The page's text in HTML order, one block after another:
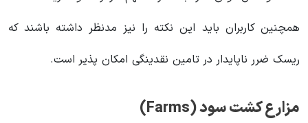
همچنین کاربران باید این نکته را نیز مدنظر داشته باشند که
ریسک ضرر ناپایدار در تامین نقدینگی امکان پذیر است.
مزارع کشت سود (Farms)